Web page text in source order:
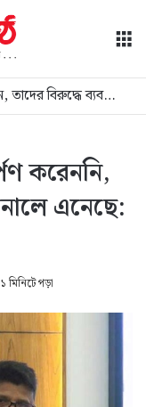
৪০৪ শিক্ষক হাসিনাকে ফিরিয়ে আনতে চান, তাদের বিরুদ্ধে ব্যবস্থা নিতে হবে: ঢাবি উপাচার্য
করেননি,
এনেছে:
১ মিনিটে পড়া